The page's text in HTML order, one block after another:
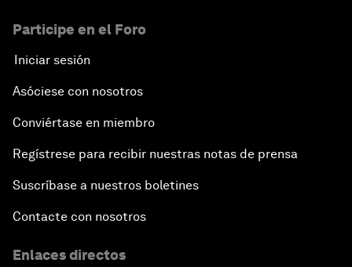
Participe en el Foro
Iniciar sesión
Asóciese con nosotros
Conviértase en miembro
Regístrese para recibir nuestras notas de prensa
Suscríbase a nuestros boletines
Contacte con nosotros
Enlaces directos